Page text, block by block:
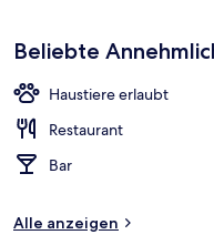
Beliebte
Haustiere erlaubt
Restaurant
Bar
Alle anzeigen